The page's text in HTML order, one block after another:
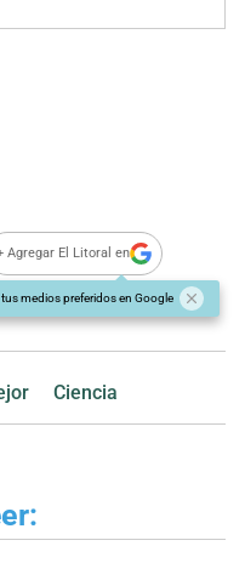
Agregar El Litoral en
tus medios preferidos en Google
Ciencia